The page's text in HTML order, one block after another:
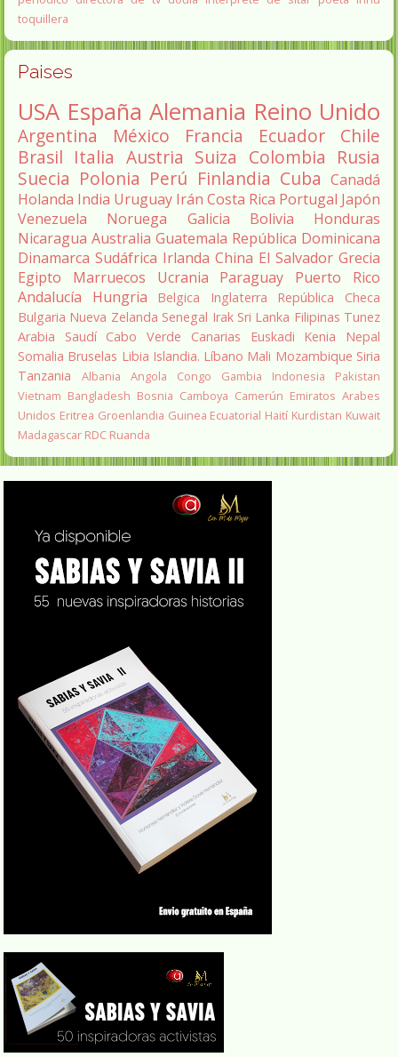
toquillera
Paises
USA España Alemania Reino Unido
Argentina México Francia Ecuador
Chile
Brasil Italia Austria Suiza Colombia Rusia
Suecia Polonia Perú Finlandia Cuba Canadá
Holanda India Uruguay Irán Costa Rica Portugal Japón
Venezuela
Noruega Galicia Bolivia
Honduras
Nicaragua Australia Guatemala República Dominicana
Dinamarca Sudáfrica Irlanda China El Salvador Grecia
Egipto
Marruecos Ucrania Paraguay
Puerto Rico
Andalucía
Hungria Belgica Inglaterra
República Checa
Bulgaria Nueva Zelanda Senegal Irak Sri Lanka Filipinas Tunez
Arabia Saudí Cabo Verde Canarias Euskadi Kenia
Nepal
Somalia Bruselas Libia Islandia. Líbano Mali Mozambique Siria
Tanzania
Albania Angola Congo Gambia Indonesia
Pakistan
Vietnam Bangladesh Bosnia Camboya Camerún Emiratos Arabes
Unidos Eritrea Groenlandia Guinea Ecuatorial Haití Kurdistan Kuwait
Madagascar RDC Ruanda